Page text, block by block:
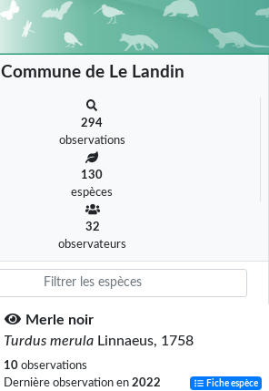
Commune de Le Landin
294
observations
130
espèces
32
observateurs
Merle noir
Turdus merula Linnaeus, 1758
10 observations
Dernière observation en 2022 Fiche espèce